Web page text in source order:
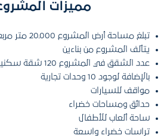
مميزات
تبلغ مساحة أرض المشروع 20.000 متر مربع
يتألف المشروع من بناءين
عدد الشقق في المشروع 120 شقة سكنية
بالإضافة لوجود 10 وحدات تجارية
مواقف للسيارات
حدائق ومساحات خضراء
ساحة ألعاب للأطفال
تراسات خضراء واسعة